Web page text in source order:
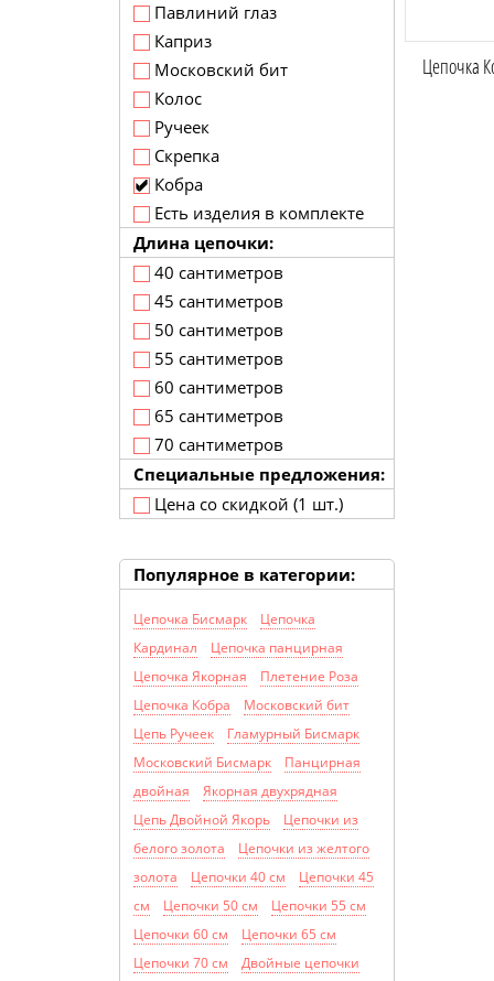
Павлиний глаз
Каприз
Московский бит
Колос
Ручеек
Скрепка
Кобра
Есть изделия в комплекте
Длина цепочки:
40 сантиметров
45 сантиметров
50 сантиметров
55 сантиметров
60 сантиметров
65 сантиметров
70 сантиметров
Специальные предложения:
Цена со скидкой (1 шт.)
Популярное в категории:
Цепочка Бисмарк
Цепочка
Кардинал
Цепочка панцирная
Цепочка Якорная
Плетение Роза
Цепочка Кобра
Московский бит
Цепь Ручеек
Гламурный Бисмарк
Московский Бисмарк
Панцирная
двойная
Якорная двухрядная
Цепь Двойной Якорь
Цепочки из
белого золота
Цепочки из желтого
золота
Цепочки 40 см
Цепочки 45
см
Цепочки 50 см
Цепочки 55 см
Цепочки 60 см
Цепочки 65 см
Цепочки 70 см
Двойные цепочки
Цепочка